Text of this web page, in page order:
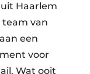
Haarlem
van
een
voor
Wat ooit